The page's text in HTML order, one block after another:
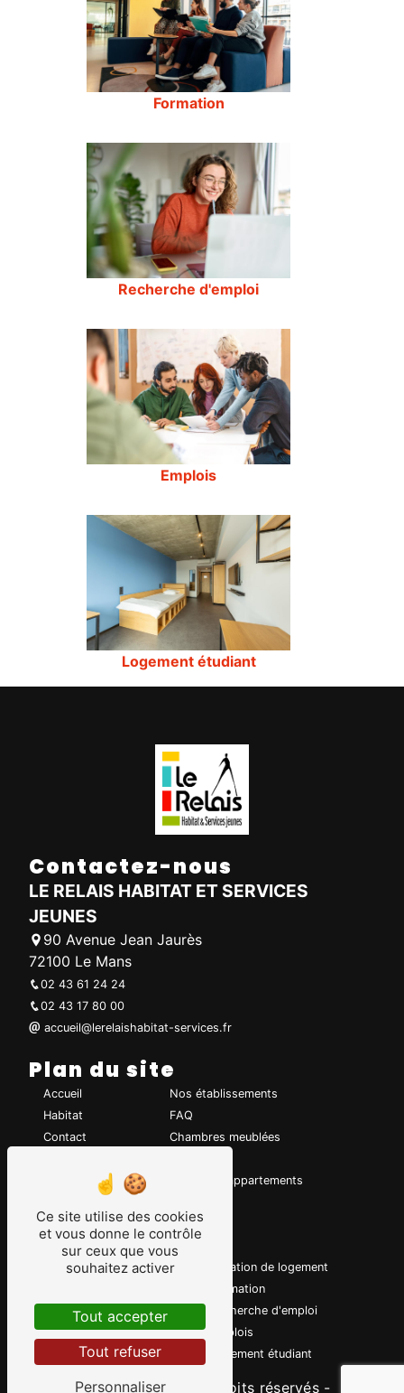
Formation
Recherche d'emploi
Emplois
Logement étudiant
Contactez-nous
LE RELAIS HABITAT ET SERVICES
JEUNES
90 Avenue Jean Jaurès
72100 Le Mans
02 43 61 24 24
02 43 17 80 00
accueil@lerelaishabitat-services.fr
Plan du site
Accueil
Habitat
Contact
Notre association
Nos établissements
FAQ
Chambres meublées
Nouveaux appartements
Nos prestations
Logement apprentis
Retour à l'emploi
Fjt
Foyers jeunes travailleurs
Location de logement
Formation
Recherche d'emploi
Emplois
Logement étudiant
Vistalid- 2026 - Tous droits réservés -
Ce site utilise des cookies
et vous donne le contrôle
sur ceux que vous
souhaitez activer
Tout accepter
Tout refuser
Personnaliser